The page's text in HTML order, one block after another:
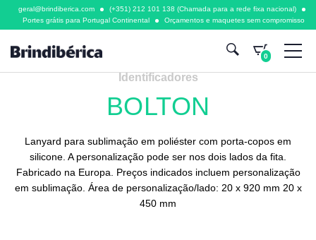
geral@brindiberica.com
(+351) 212 101 138 (Chamada para a rede fixa nacional)
Portes grátis para Portugal Continental
Orçamentos e maquetes sem compromisso
0
Identificadores
BOLTON
Lanyard para sublimação em poliéster com porta-copos em
silicone. A personalização pode ser nos dois lados da fita.
Fabricado na Europa. Preços indicados incluem personalização
em sublimação. Área de personalização/lado: 20 x 920 mm 20 x
450 mm